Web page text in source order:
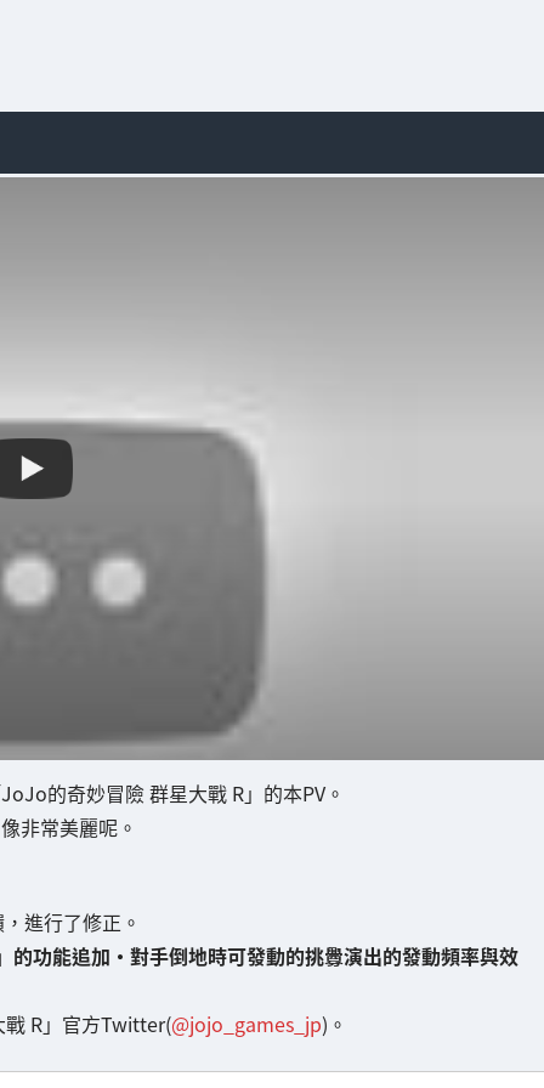
的奇妙冒險 群星大戰 R」的本PV。
非常美麗呢。
進行了修正。
的功能追加・對手倒地時可發動的挑釁演出的發動頻率與效
R」官方Twitter(@jojo_games_jp)。